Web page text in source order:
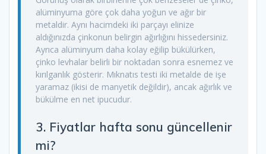
alüminyuma göre çok daha yoğun ve ağır bir
metaldir. Aynı hacimdeki iki parçayı elinize
aldığınızda çinkonun belirgin ağırlığını hissedersiniz.
Ayrıca alüminyum daha kolay eğilip bükülürken,
çinko levhalar belirli bir noktadan sonra esnemez ve
kırılganlık gösterir. Mıknatıs testi iki metalde de işe
yaramaz (ikisi de manyetik değildir), ancak ağırlık ve
bükülme en net ipucudur.
3. Fiyatlar hafta sonu güncellenir
mi?